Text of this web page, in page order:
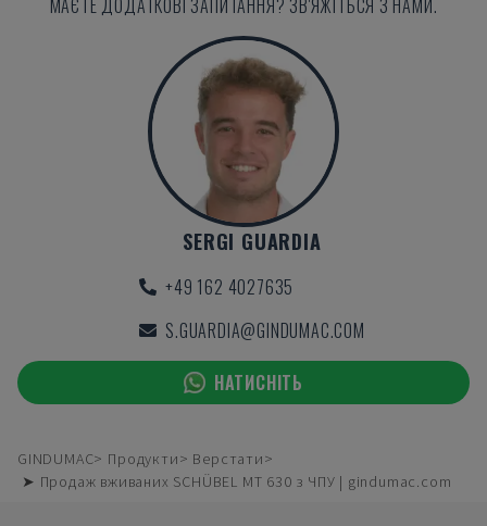
МАЄТЕ ДОДАТКОВІ ЗАПИТАННЯ? ЗВ'ЯЖІТЬСЯ З НАМИ.
SERGI GUARDIA
+49 162 4027635
S.GUARDIA@GINDUMAC.COM
НАТИСНІТЬ
GINDUMAC Продукти
Верстати
➤ Продаж вживаних SCHÜBEL MT 630 з ЧПУ | gindumac.com